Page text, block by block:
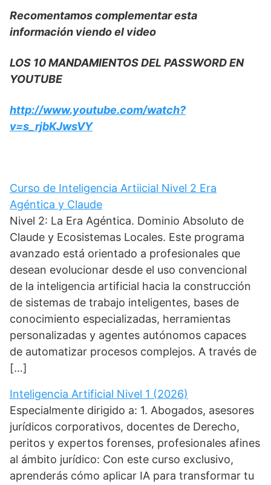
Recomentamos complementar esta
información viendo el video
LOS 10 MANDAMIENTOS DEL PASSWORD EN
YOUTUBE
http://www.youtube.com/watch?
v=s_rjbKJwsVY
Curso de Inteligencia Artiicial Nivel 2 Era
Agéntica y Claude
Nivel 2: La Era Agéntica. Dominio Absoluto de
Claude y Ecosistemas Locales. Este programa
avanzado está orientado a profesionales que
desean evolucionar desde el uso convencional
de la inteligencia artificial hacia la construcción
de sistemas de trabajo inteligentes, bases de
conocimiento especializadas, herramientas
personalizadas y agentes autónomos capaces
de automatizar procesos complejos. A través de
[…]
Inteligencia Artificial Nivel 1 (2026)
Especialmente dirigido a: 1. Abogados, asesores
jurídicos corporativos, docentes de Derecho,
peritos y expertos forenses, profesionales afines
al ámbito jurídico: Con este curso exclusivo,
aprenderás cómo aplicar IA para transformar tu